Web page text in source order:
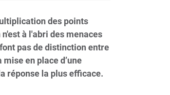
des points
à l'abri des menaces
pas de distinction entre
en place d’une
réponse la plus efficace.